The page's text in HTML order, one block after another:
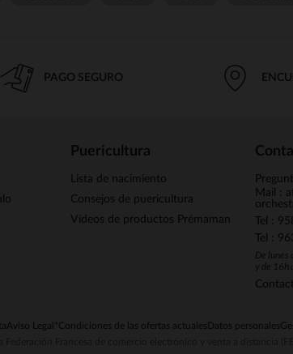
PAGO SEGURO
Puericultura
Lista de nacimiento
Consejos de puericultura
Vídeos de productos Prémaman
Mail :
Tel :
Tel :
De lunes
y de 16h
Aviso Legal *Condiciones de las ofertas actuales Datos personales